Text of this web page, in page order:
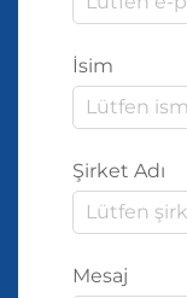
İsim
Şirket Adı
Mesaj